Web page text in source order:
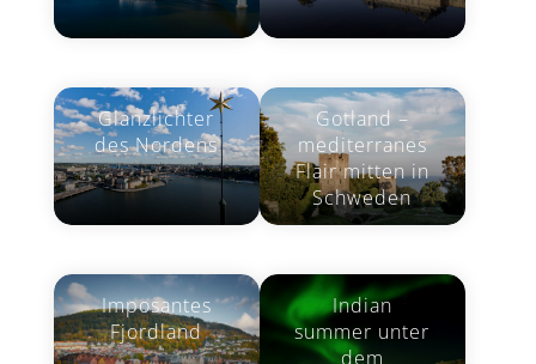
Glanzlichter
des Nordens
Gotland –
mediterranes
Flair mitten in
Schweden
Imposantes
Fjordland
Indian
summer unter
dem